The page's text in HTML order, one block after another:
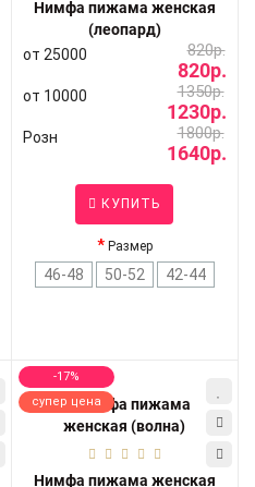
Нимфа пижама женская
(леопард)
от 25000
820р.
820р.
от 10000 1350р.
1230р.
Розн 1800р.
1640р.
КУПИТЬ
Размер
46-48 50-52 42-44
-17%
супер цена
Нимфа пижама женская